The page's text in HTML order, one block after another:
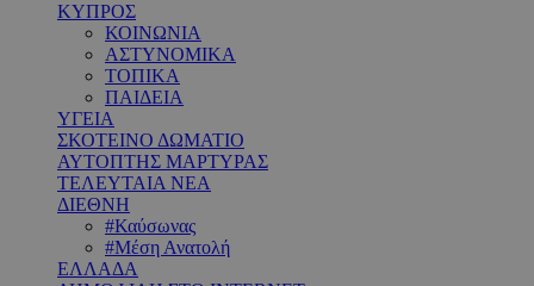
ΚΥΠΡΟΣ
ΚΟΙΝΩΝΙΑ
ΑΣΤΥΝΟΜΙΚΑ
ΤΟΠΙΚΑ
ΠΑΙΔΕΙΑ
ΥΓΕΙΑ
ΣΚΟΤΕΙΝΟ ΔΩΜΑΤΙΟ
ΑΥΤΟΠΤΗΣ ΜΑΡΤΥΡΑΣ
ΤΕΛΕΥΤΑΙΑ ΝΕΑ
ΔΙΕΘΝΗ
#Καύσωνας
#Μέση Ανατολή
ΕΛΛΑΔΑ